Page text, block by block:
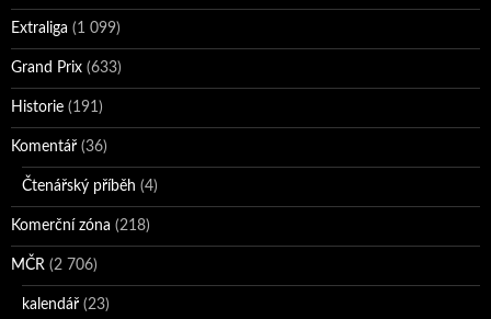
Extraliga (1 099)
Grand Prix (633)
Historie (191)
Komentář (36)
Čtenářský příběh (4)
Komerční zóna (218)
MČR (2 706)
kalendář (23)